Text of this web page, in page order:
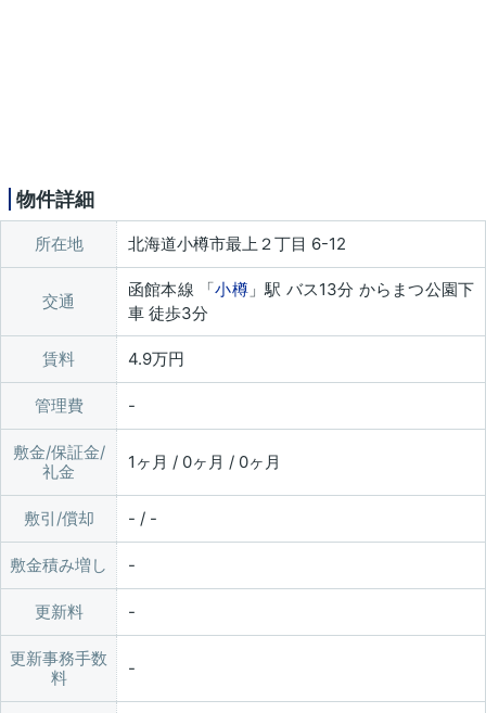
物件詳細
所在地 北海道小樽市最上２丁目 6-12
交通
函館本線 「小樽」駅 バス13分 からまつ公園下
車 徒歩3分
賃料 4.9万円
管理費
敷金/保証金/
礼金
1ヶ月 / 0ヶ月 / 0ヶ月
敷引/償却 - / -
敷金積み増し
更新料
更新事務手数
料